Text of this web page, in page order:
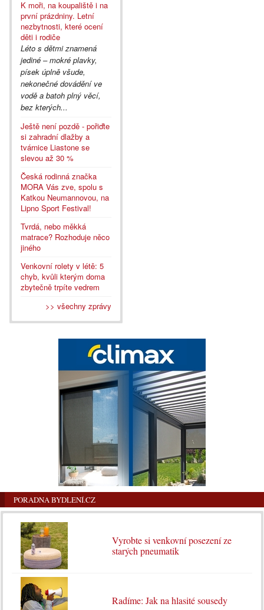
K moři, na koupaliště i na
první prázdniny. Letní
nezbytnosti, které ocení
děti i rodiče
Léto s dětmi znamená
jediné – mokré plavky,
písek úplně všude,
nekonečné dovádění ve
vodě a batoh plný věcí,
bez kterých...
Ještě není pozdě - pořiďte
si zahradní dlažby a
tvárnice Liastone se
slevou až 30 %
Česká rodinná značka
MORA Vás zve, spolu s
Katkou Neumannovou, na
Lipno Sport Festival!
Tvrdá, nebo měkká
matrace? Rozhoduje něco
jiného
Venkovní rolety v létě: 5
chyb, kvůli kterým doma
zbytečně trpíte vedrem
>> všechny zprávy
PORADNA BYDLENÍ.CZ
Vyrobte si venkovní posezení ze
starých pneumatik
Radíme: Jak na hlasité sousedy